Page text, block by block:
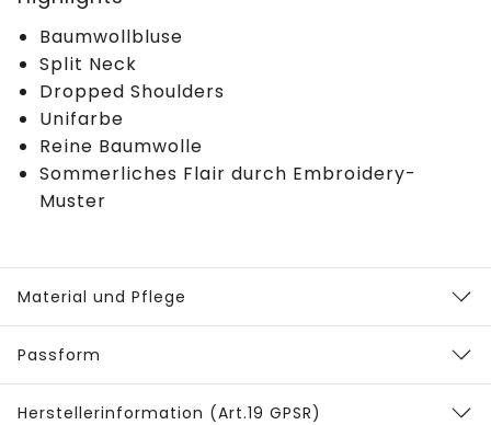
Baumwollbluse
Split Neck
Dropped Shoulders
Unifarbe
Reine Baumwolle
Sommerliches Flair durch Embroidery-
Muster
Material und Pflege
Passform
Herstellerinformation (Art.19 GPSR)